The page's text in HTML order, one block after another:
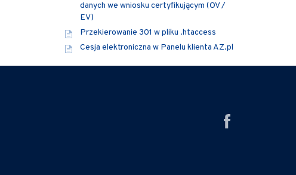
danych we wniosku certyfikującym (OV /
EV)
Przekierowanie 301 w pliku .htaccess
Cesja elektroniczna w Panelu klienta AZ.pl